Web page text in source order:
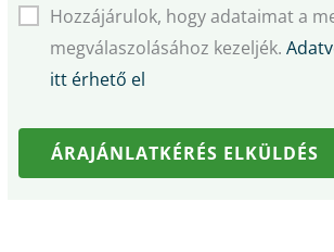
Hozzájárulok, hogy adataimat a
megválaszolásához kezeljék.
itt érhető el
ÁRAJÁNLATKÉRÉS ELKÜLDÉS